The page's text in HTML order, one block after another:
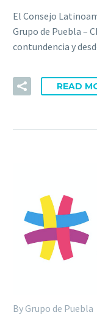
El Consejo
Grupo de Puebla –
contundencia y
READ
By Grupo de Puebla